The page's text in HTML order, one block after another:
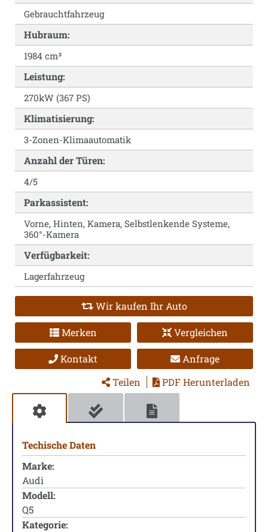
Gebrauchtfahrzeug
Hubraum:
1984 cm³
Leistung:
270kW (367 PS)
Klimatisierung:
3-Zonen-Klimaautomatik
Anzahl der Türen:
4/5
Parkassistent:
Vorne, Hinten, Kamera, Selbstlenkende Systeme,
360°-Kamera
Verfügbarkeit:
Lagerfahrzeug
Wir kaufen Ihr Auto
Merken Vergleichen
Kontakt
Anfrage
Teilen
PDF Herunterladen
Techische Daten
Marke:
Audi
Modell:
Q5
Kategorie: